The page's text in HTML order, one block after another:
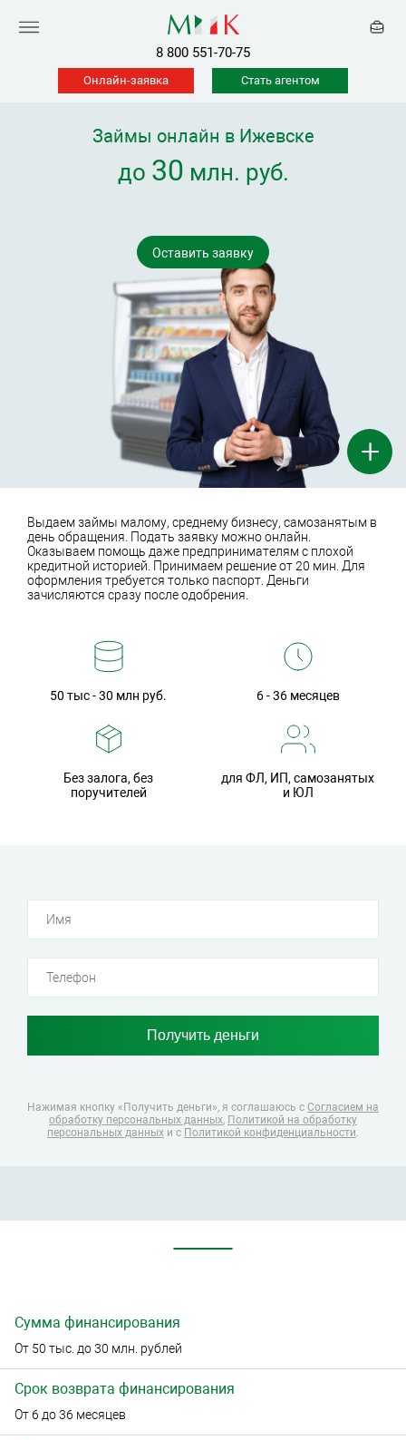
8 800 551-70-75
Онлайн-заявка Стать агентом
+
Оставить заявку
Займы онлайн в Ижевске
до 30 млн. руб.
Выдаем займы малому, среднему бизнесу, самозанятым в
день обращения. Подать заявку можно онлайн.
Оказываем помощь даже предпринимателям с плохой
кредитной историей. Принимаем решение от 20 мин. Для
оформления требуется только паспорт. Деньги
зачисляются сразу после одобрения.
50 тыс - 30 млн руб. 6 - 36 месяцев
Без залога, без
поручителей
для ФЛ, ИП, самозанятых
и ЮЛ
Нажимая кнопку «Получить деньги», я соглашаюсь с Согласием на
обработку персональных данных, Политикой на обработку
персональных данных и с Политикой конфиденциальности.
Сумма финансирования
От 50 тыс. до 30 млн. рублей
Срок возврата финансирования
От 6 до 36 месяцев